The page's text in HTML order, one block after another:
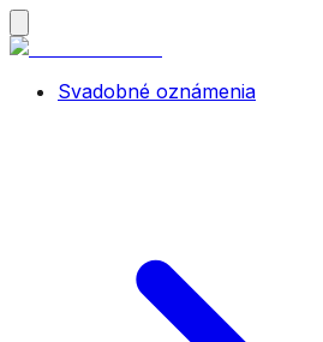
Svadobné oznámenia